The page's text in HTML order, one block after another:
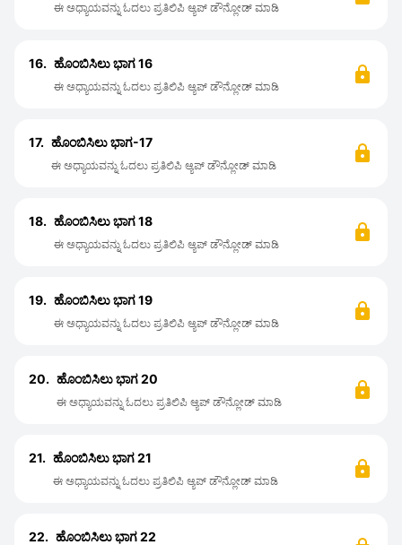
ಈ ಅಧ್ಯಾಯವನ್ನು ಓದಲು ಪ್ರತಿಲಿಪಿ ಆ್ಯಪ್ ಡೌನ್ಲೋಡ್ ಮಾಡಿ
16. ಹೊಂಬಿಸಿಲು ಭಾಗ 16
ಈ ಅಧ್ಯಾಯವನ್ನು ಓದಲು ಪ್ರತಿಲಿಪಿ ಆ್ಯಪ್ ಡೌನ್ಲೋಡ್ ಮಾಡಿ
17. ಹೊಂಬಿಸಿಲು ಭಾಗ-17
ಈ ಅಧ್ಯಾಯವನ್ನು ಓದಲು ಪ್ರತಿಲಿಪಿ ಆ್ಯಪ್ ಡೌನ್ಲೋಡ್ ಮಾಡಿ
18. ಹೊಂಬಿಸಿಲು ಭಾಗ 18
ಈ ಅಧ್ಯಾಯವನ್ನು ಓದಲು ಪ್ರತಿಲಿಪಿ ಆ್ಯಪ್ ಡೌನ್ಲೋಡ್ ಮಾಡಿ
19. ಹೊಂಬಿಸಿಲು ಭಾಗ 19
ಈ ಅಧ್ಯಾಯವನ್ನು ಓದಲು ಪ್ರತಿಲಿಪಿ ಆ್ಯಪ್ ಡೌನ್ಲೋಡ್ ಮಾಡಿ
20. ಹೊಂಬಿಸಿಲು ಭಾಗ 20
ಈ ಅಧ್ಯಾಯವನ್ನು ಓದಲು ಪ್ರತಿಲಿಪಿ ಆ್ಯಪ್ ಡೌನ್ಲೋಡ್ ಮಾಡಿ
21. ಹೊಂಬಿಸಿಲು ಭಾಗ 21
ಈ ಅಧ್ಯಾಯವನ್ನು ಓದಲು ಪ್ರತಿಲಿಪಿ ಆ್ಯಪ್ ಡೌನ್ಲೋಡ್ ಮಾಡಿ
22. ಹೊಂಬಿಸಿಲು ಭಾಗ 22